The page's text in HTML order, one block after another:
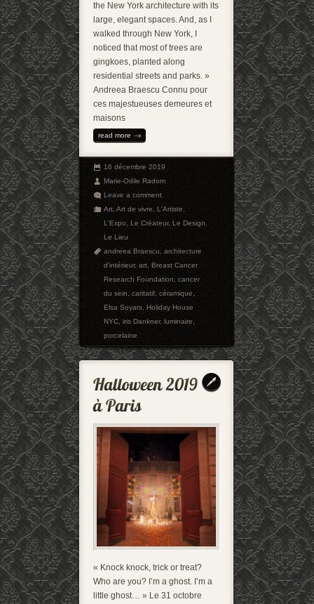
the New York architecture with its
large, elegant spaces. And, as I
walked through New York, I
noticed that most of trees are
gingkoes, planted along
residential streets and parks. »
Andreea Braescu Connu pour
ces majestueuses demeures et
maisons
read more
16 décembre 2019
Marie-Odile Radom
Leave a comment
Art,Art de vivre,L'Artiste,
L'Expo,Le Créateur,Le Design,
Le Lieu
andreea Braescu,architecture
d'intérieur,art,Breast Cancer
Research Foundation,cancer
du sein,caritatif,céramique,
Elsa Soyars,Holiday House
NYC,iris Dankner,luminaire,
porcelaine
« Knock knock, trick or treat?
Who are you? I’m a ghost. I’m a
little ghost… » Le 31 octobre